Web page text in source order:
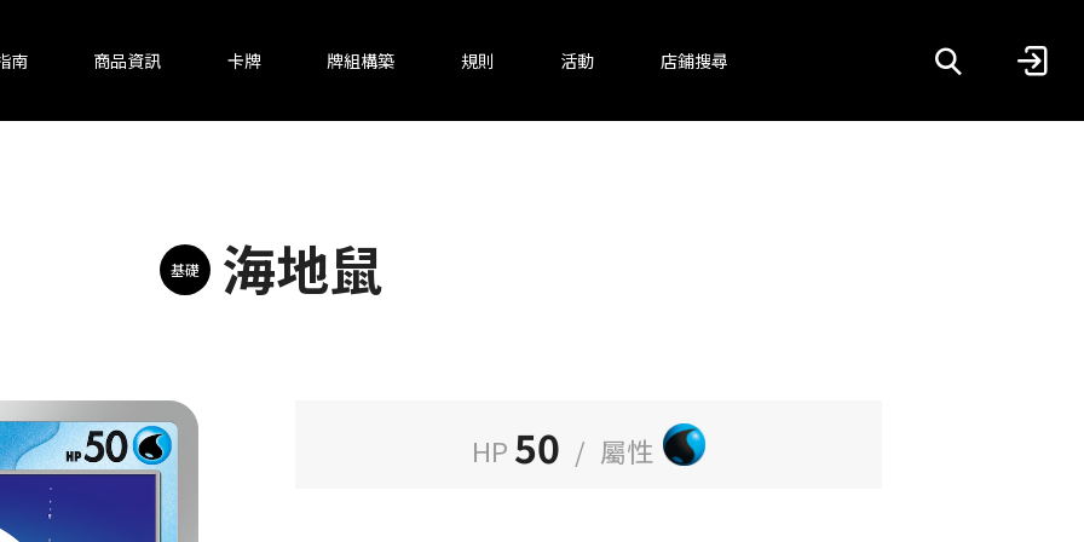
南 商品資訊 卡牌 牌組構築 規則 活動 店鋪搜尋
基礎 海地鼠
HP 50 / 屬性